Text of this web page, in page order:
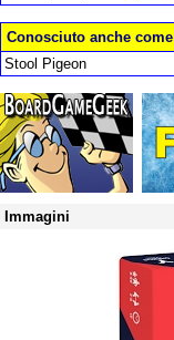
Conosciuto anche come
Stool Pigeon
Immagini